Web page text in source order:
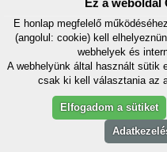
Ez a weboldal
E honlap megfelelő
(angolul: cookie) kell
webhelyek és
A webhelyünk által használt sütik
csak ki kell választania az
Elfogadom a sütiket